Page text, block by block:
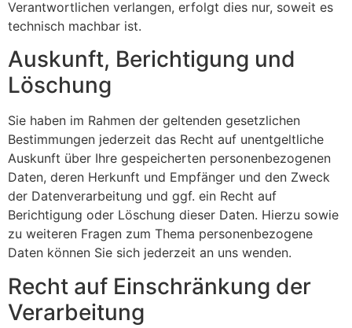
Verantwortlichen verlangen, erfolgt dies nur, soweit es
technisch machbar ist.
Auskunft, Berichtigung und
Löschung
Sie haben im Rahmen der geltenden gesetzlichen
Bestimmungen jederzeit das Recht auf unentgeltliche
Auskunft über Ihre gespeicherten personenbezogenen
Daten, deren Herkunft und Empfänger und den Zweck
der Datenverarbeitung und ggf. ein Recht auf
Berichtigung oder Löschung dieser Daten. Hierzu sowie
zu weiteren Fragen zum Thema personenbezogene
Daten können Sie sich jederzeit an uns wenden.
Recht auf Einschränkung der
Verarbeitung